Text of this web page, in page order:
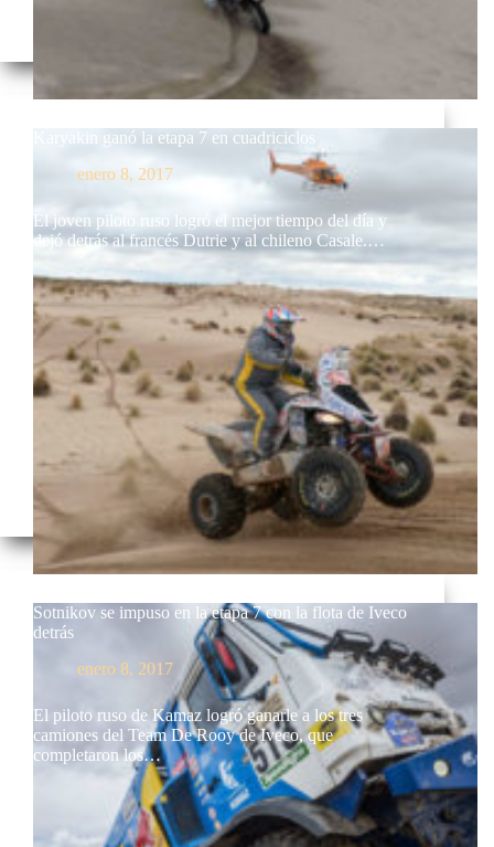
Karyakin ganó la etapa 7 en cuadriciclos
enero 8, 2017
El joven piloto ruso logró el mejor tiempo del día y
dejó detrás al francés Dutrie y al chileno Casale.…
Sotnikov se impuso en la etapa 7 con la flota de Iveco
detrás
enero 8, 2017
El piloto ruso de Kamaz logró ganarle a los tres
camiones del Team De Rooy de Iveco, que
completaron los…